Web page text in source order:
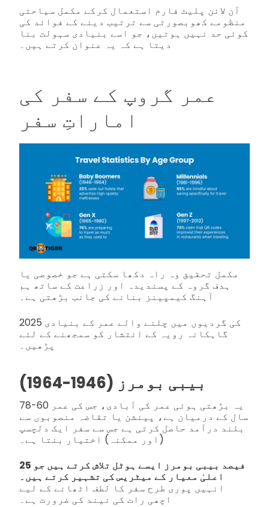
آن لائن پلیٹ فارم استعمال کرکے مکمل سیاحتی
منظومے کھوبصورتی سے ترتیب دینے کے فوائد کی
کوئی حد نہیں ہوتیں، جو اسے بنیادی سہولت بنا
دیتا ہے کہ یہ عنوان کرتے ہیں۔
عمر گروپ کے سفر کی
اماراتِ سفر
مکمل تحقیق وہ راہ دکھا سکتی ہے جو خصوصی یا
ہدف گروہ کے پسندیدہ اور زراعت کے ساتھ ہم
آہنگ کیمپینز بنانے کی جانب بڑهتی ہے۔
2025 کی گردیوں میں چلنے والے عمر کے بنیادی
گاہکانہ رویہ کے انتشار کو سمجھنے کے لئے
پڑھیں۔
بیبی بومرز (1946-1964)
یہ بڑھتی ہوئی عمر کی آبادی، جس کی عمر 60-78
سال کے درمیان ہے، پینشن یا تقاضہ منصوبوں سے
بلند درآمد حاصل کرتی ہے جس سے سفر ایک دلچسپ
(اور ممکنہ) اختیار بنتا ہے۔
25 فیصد بیبی بومرز ایسے ہوٹل تلاش کرتے ہیں جو
اعلیٰ معیار کے میٹریس کی تشہیر کرتے ہیں۔
انہیں پوری طرح سفر کا لطف اٹھانے کے لیے
اچھی رات کی نیند کی ضرورت ہے۔